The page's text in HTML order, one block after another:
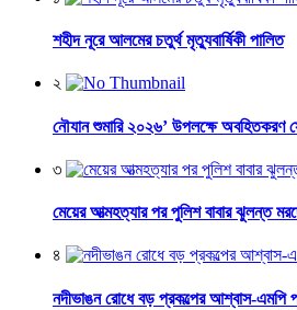
শহীদ নূরে আলমের চতুর্থ মৃত্যুবার্ষিকী পালিত
২
নৌযান শুমারি ২০২৬’ উপলক্ষে অবহিতকরণ
৩
মেয়ের আত্মহত্যার পর পুলিশ বাবার ঝুলন্ত
৪
নদীভাঙন রোধে বড় প্রকল্পের আশ্বাস-এমপি